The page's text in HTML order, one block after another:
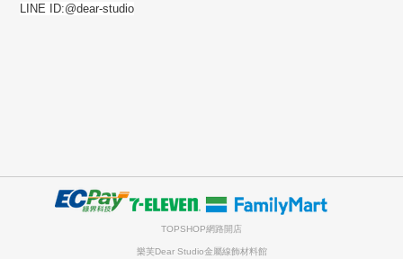
LINE ID:@dear-studio
TOPSHOP網路開店
樂芙Dear Studio金屬線飾材料館